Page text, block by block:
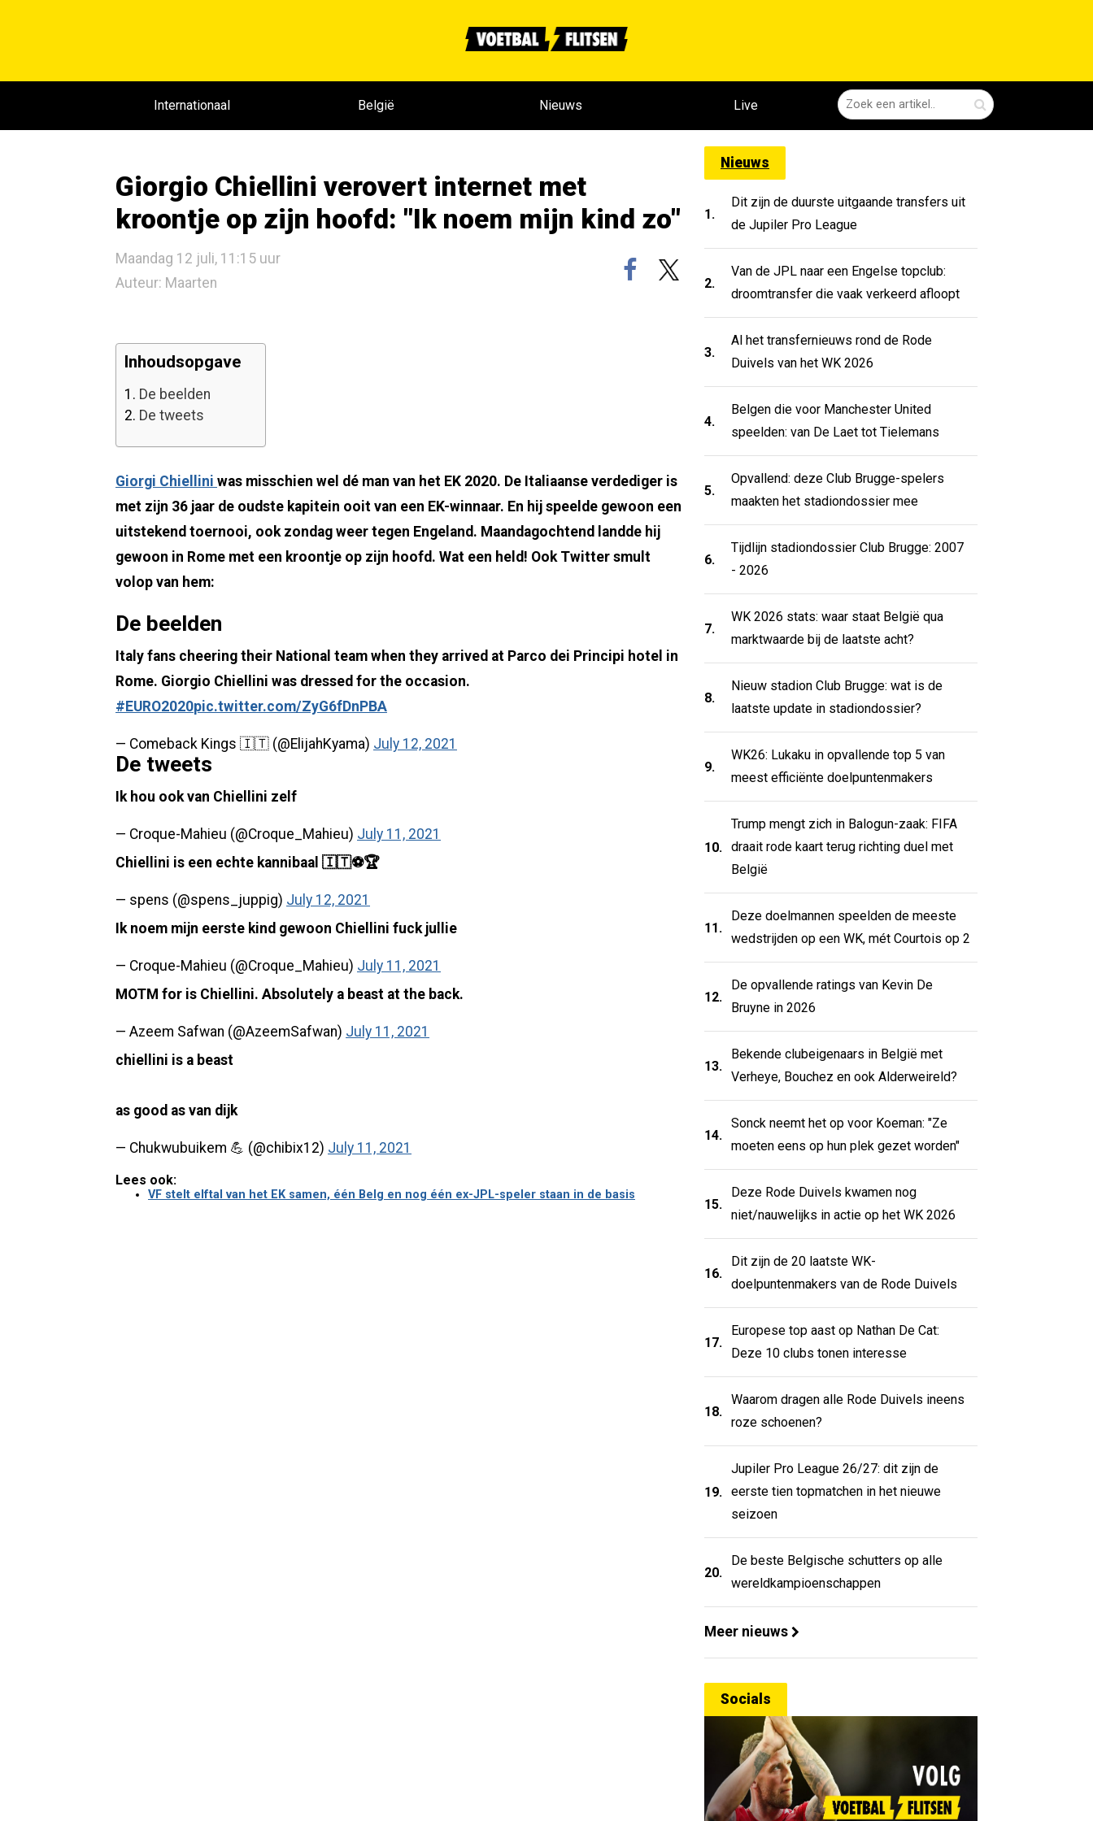
Internationaal België Nieuws Live
Giorgio Chiellini verovert internet met
kroontje op zijn hoofd: "Ik noem mijn kind zo"
Maandag 12 juli, 11:15 uur
Auteur: Maarten
Inhoudsopgave
1. De beelden
2. De tweets
Giorgi Chiellini was misschien wel dé man van het EK 2020. De Italiaanse verdediger is
met zijn 36 jaar de oudste kapitein ooit van een EK-winnaar. En hij speelde gewoon een
uitstekend toernooi, ook zondag weer tegen Engeland. Maandagochtend landde hij
gewoon in Rome met een kroontje op zijn hoofd. Wat een held! Ook Twitter smult
volop van hem:
De beelden
Italy fans cheering their National team when they arrived at Parco dei Principi hotel in
Rome. Giorgio Chiellini was dressed for the occasion.
#EURO2020pic.twitter.com/ZyG6fDnPBA
— Comeback Kings 🇮🇹 (@ElijahKyama) July 12, 2021
De tweets
Ik hou ook van Chiellini zelf
— Croque-Mahieu (@Croque_Mahieu) July 11, 2021
Chiellini is een echte kannibaal 🇮🇹⚽️🏆
— spens (@spens_juppig) July 12, 2021
Ik noem mijn eerste kind gewoon Chiellini fuck jullie
— Croque-Mahieu (@Croque_Mahieu) July 11, 2021
MOTM for is Chiellini. Absolutely a beast at the back.
— Azeem Safwan (@AzeemSafwan) July 11, 2021
chiellini is a beast
as good as van dijk
— Chukwubuikem 💪 (@chibix12) July 11, 2021
Lees ook:
VF stelt elftal van het EK samen, één Belg en nog één ex-JPL-speler staan in de basis
Nieuws
1.
Dit zijn de duurste uitgaande transfers uit
de Jupiler Pro League
2.
Van de JPL naar een Engelse topclub:
droomtransfer die vaak verkeerd afloopt
3.
Al het transfernieuws rond de Rode
Duivels van het WK 2026
4.
Belgen die voor Manchester United
speelden: van De Laet tot Tielemans
5.
Opvallend: deze Club Brugge-spelers
maakten het stadiondossier mee
6.
Tijdlijn stadiondossier Club Brugge: 2007
- 2026
7.
WK 2026 stats: waar staat België qua
marktwaarde bij de laatste acht?
8.
Nieuw stadion Club Brugge: wat is de
laatste update in stadiondossier?
9.
WK26: Lukaku in opvallende top 5 van
meest efficiënte doelpuntenmakers
10.
Trump mengt zich in Balogun-zaak: FIFA
draait rode kaart terug richting duel met
België
11.
Deze doelmannen speelden de meeste
wedstrijden op een WK, mét Courtois op 2
12.
De opvallende ratings van Kevin De
Bruyne in 2026
13.
Bekende clubeigenaars in België met
Verheye, Bouchez en ook Alderweireld?
14.
Sonck neemt het op voor Koeman: "Ze
moeten eens op hun plek gezet worden"
15.
Deze Rode Duivels kwamen nog
niet/nauwelijks in actie op het WK 2026
16.
Dit zijn de 20 laatste WK-
doelpuntenmakers van de Rode Duivels
17.
Europese top aast op Nathan De Cat:
Deze 10 clubs tonen interesse
18.
Waarom dragen alle Rode Duivels ineens
roze schoenen?
19.
Jupiler Pro League 26/27: dit zijn de
eerste tien topmatchen in het nieuwe
seizoen
20.
De beste Belgische schutters op alle
wereldkampioenschappen
Meer nieuws
Socials